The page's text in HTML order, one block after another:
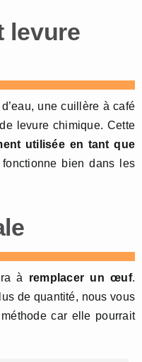
levure
une cuillère à café
levure chimique. Cette
utilisée en tant que
bien dans les
à remplacer un œuf.
de quantité, nous vous
car elle pourrait